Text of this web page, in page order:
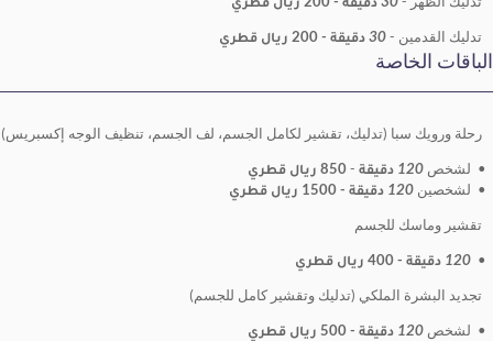
-30 دقيقة - 200 ريال قطري
(تدليك، تقشير لكامل الجسم، لف الجسم، تنظيف الوجه إكسبريس)
-850 ريال قطري
- 1500 ريال قطري
للجسم
(تدليك وتقشير كامل للجسم)
- 500 ريال قطري